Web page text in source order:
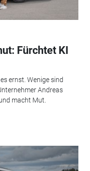
Fürchtet KI
ernst. Wenige sind
Andreas
macht Mut.